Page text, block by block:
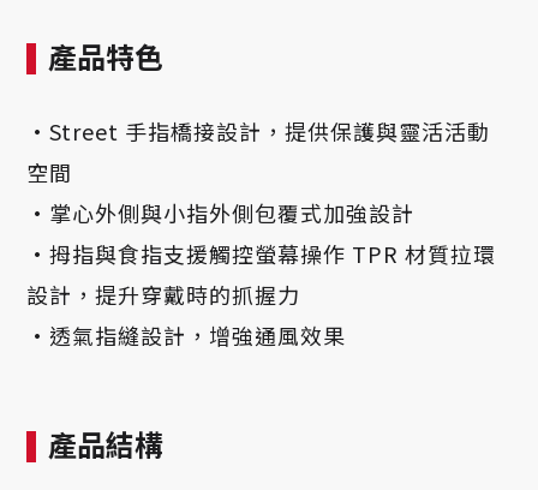
產品特色
·Street 手指橋接設計，提供保護與靈活活動
空間
· 掌心外側與小指外側包覆式加強設計
· 拇指與食指支援觸控螢幕操作 TPR 材質拉環
設計，提升穿戴時的抓握力
· 透氣指縫設計，增強通風效果
產品結構